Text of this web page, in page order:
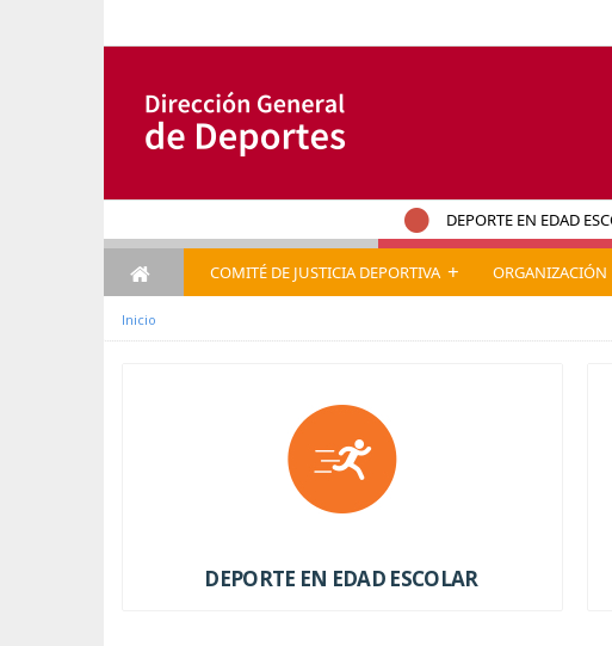
DEPORTE EN EDAD
COMITÉ DE JUSTICIA DEPORTIVA + ORGANIZACIÓN
Inicio
DEPORTE EN EDAD ESCOLAR